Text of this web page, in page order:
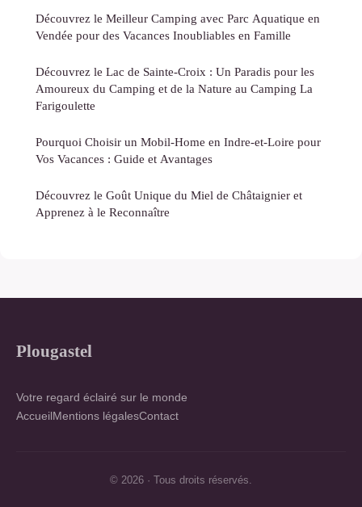
Découvrez le Meilleur Camping avec Parc Aquatique en
Vendée pour des Vacances Inoubliables en Famille
Découvrez le Lac de Sainte-Croix : Un Paradis pour les
Amoureux du Camping et de la Nature au Camping La
Farigoulette
Pourquoi Choisir un Mobil-Home en Indre-et-Loire pour
Vos Vacances : Guide et Avantages
Découvrez le Goût Unique du Miel de Châtaignier et
Apprenez à le Reconnaître
Plougastel
Votre regard éclairé sur le monde
AccueilMentions légalesContact
© 2026 · Tous droits réservés.